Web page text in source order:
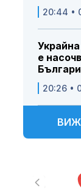
20:44 •
е
20:26 •